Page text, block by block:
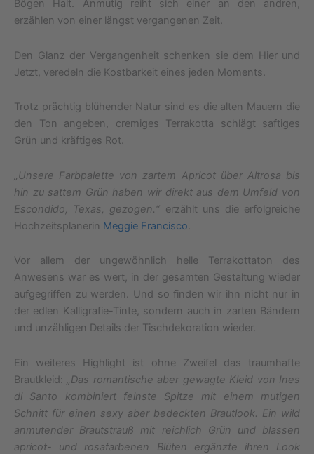
Bögen Halt. Anmutig reiht sich einer an den andren,
erzählen von einer längst vergangenen Zeit.
Den Glanz der Vergangenheit schenken sie dem Hier und
Jetzt, veredeln die Kostbarkeit eines jeden Moments.
Trotz prächtig blühender Natur sind es die alten Mauern die
den Ton angeben, cremiges Terrakotta schlägt saftiges
Grün und kräftiges Rot.
„Unsere Farbpalette von zartem Apricot über Altrosa bis
hin zu sattem Grün haben wir direkt aus dem Umfeld von
Escondido, Texas, gezogen.“ erzählt uns die erfolgreiche
Hochzeitsplanerin Meggie Francisco.
Vor allem der ungewöhnlich helle Terrakottaton des
Anwesens war es wert, in der gesamten Gestaltung wieder
aufgegriffen zu werden. Und so finden wir ihn nicht nur in
der edlen Kalligrafie-Tinte, sondern auch in zarten Bändern
und unzähligen Details der Tischdekoration wieder.
Ein weiteres Highlight ist ohne Zweifel das traumhafte
Brautkleid: „Das romantische aber gewagte Kleid von Ines
di Santo kombiniert feinste Spitze mit einem mutigen
Schnitt für einen sexy aber bedeckten Brautlook. Ein wild
anmutender Brautstrauß mit reichlich Grün und blassen
apricot- und rosafarbenen Blüten ergänzte ihren Look